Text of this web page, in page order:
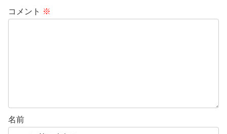
コメント ※
名前